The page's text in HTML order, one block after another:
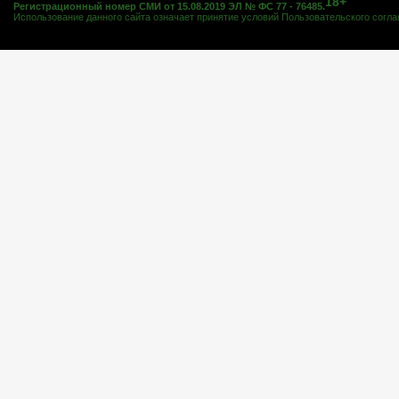
Регистрационный номер СМИ от 15.08.2019 ЭЛ № ФС 77 - 76485.
Использование данного сайта означает принятие условий Пользовательского